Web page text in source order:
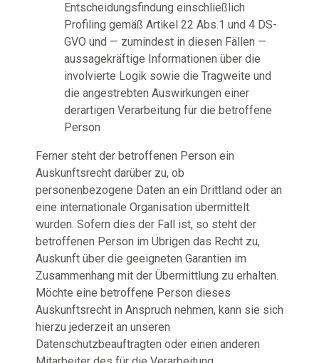
Entscheidungsfindung einschließlich
Profiling gemäß Artikel 22 Abs.1 und 4 DS-
GVO und — zumindest in diesen Fällen —
aussagekräftige Informationen über die
involvierte Logik sowie die Tragweite und
die angestrebten Auswirkungen einer
derartigen Verarbeitung für die betroffene
Person
Ferner steht der betroffenen Person ein
Auskunftsrecht darüber zu, ob
personenbezogene Daten an ein Drittland oder an
eine internationale Organisation übermittelt
wurden. Sofern dies der Fall ist, so steht der
betroffenen Person im Übrigen das Recht zu,
Auskunft über die geeigneten Garantien im
Zusammenhang mit der Übermittlung zu erhalten.
Möchte eine betroffene Person dieses
Auskunftsrecht in Anspruch nehmen, kann sie sich
hierzu jederzeit an unseren
Datenschutzbeauftragten oder einen anderen